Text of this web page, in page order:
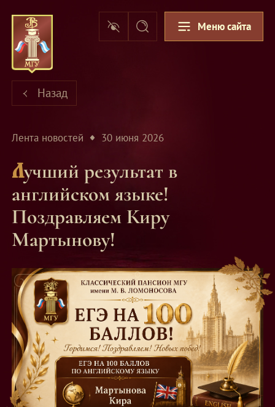
Меню сайта
Назад
Лента новостей 30 июня 2026
Лучший результат в
английском языке!
Поздравляем Киру
Мартынову!